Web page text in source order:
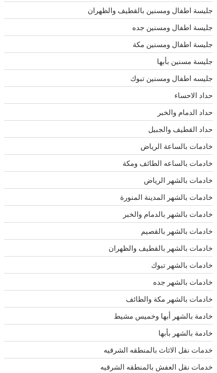
جليسة اطفال ومسنين بالقطيف والظهران
جليسة اطفال ومسنين جده
جليسة اطفال ومسنين مكة
جليسة مسنين بأبها
جليسه اطفال ومسنين تبوك
حداد الاحساء
حداد الدمام والخبر
حداد القطيف والجبيل
خادمات بالساعة الرياض
خادمات بالساعه الطائف ومكة
خادمات بالشهر الرياض
خادمات بالشهر المدينة المنورة
خادمات بالشهر بالدمام والخبر
خادمات بالشهر بالقصيم
خادمات بالشهر بالقطيف والظهران
خادمات بالشهر تبوك
خادمات بالشهر جده
خادمات بالشهر مكة والطائف
خادمة بالشهر أبها وخميس مشيط
خادمة بالشهر بأبها
خدمات نقل الاثاث بالمنطقه الشرقيه
خدمات نقل العفش بالمنطقه الشرقيه